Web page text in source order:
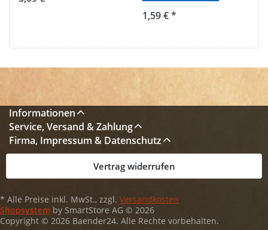
1,59 € *
Informationen
Service, Versand & Zahlung
Firma, Impressum & Datenschutz
Vertrag widerrufen
* Alle Preise inkl. MwSt., zzgl. Versandkosten
Shopsystem by SmartStore AG © 2026
Copyright © 2026 Baender24. Alle Rechte vorbehalten.